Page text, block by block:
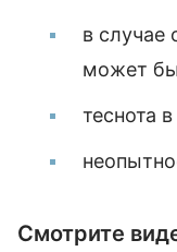
в случае
может
теснота
Смотрите